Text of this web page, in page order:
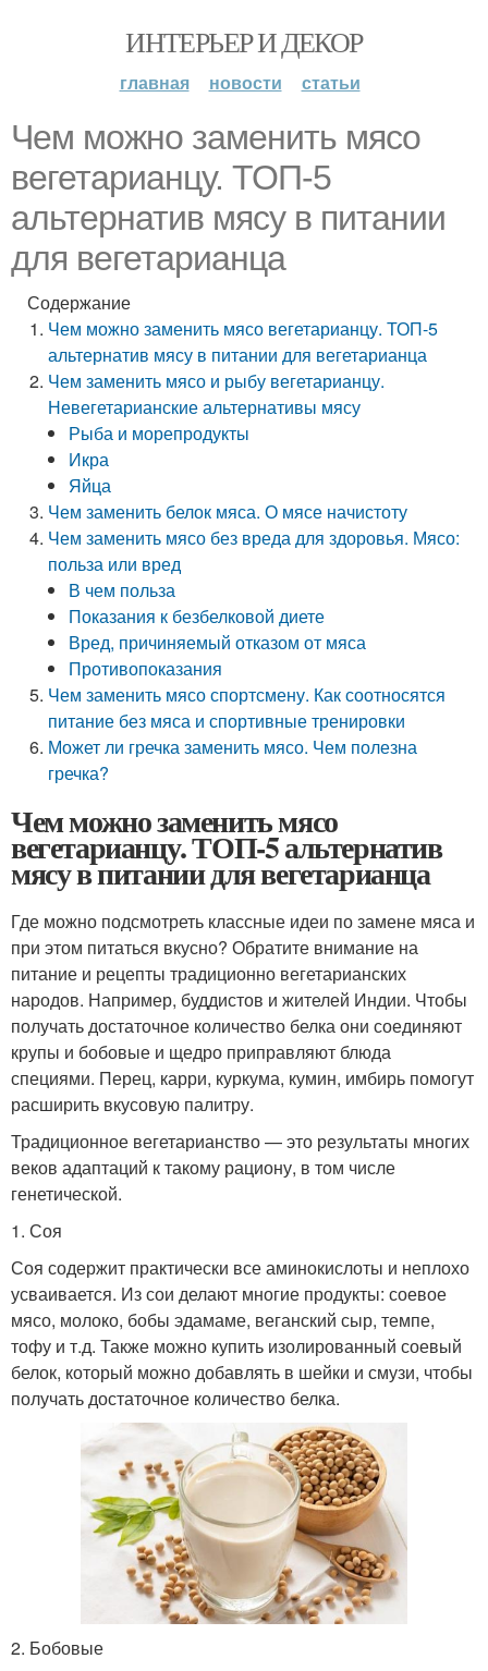
ИНТЕРЬЕР И ДЕКОР
главная новости статьи
Чем можно заменить мясо
вегетарианцу. ТОП-5
альтернатив мясу в питании
для вегетарианца
Содержание
Чем можно заменить мясо вегетарианцу. ТОП-5
альтернатив мясу в питании для вегетарианца
Чем заменить мясо и рыбу вегетарианцу.
Невегетарианские альтернативы мясу
Рыба и морепродукты
Икра
Яйца
Чем заменить белок мяса. О мясе начистоту
Чем заменить мясо без вреда для здоровья. Мясо:
польза или вред
В чем польза
Показания к безбелковой диете
Вред, причиняемый отказом от мяса
Противопоказания
Чем заменить мясо спортсмену. Как соотносятся
питание без мяса и спортивные тренировки
Может ли гречка заменить мясо. Чем полезна
гречка?
Чем можно заменить мясо
вегетарианцу. ТОП-5 альтернатив
мясу в питании для вегетарианца
Где можно подсмотреть классные идеи по замене мяса и
при этом питаться вкусно? Обратите внимание на
питание и рецепты традиционно вегетарианских
народов. Например, буддистов и жителей Индии. Чтобы
получать достаточное количество белка они соединяют
крупы и бобовые и щедро приправляют блюда
специями. Перец, карри, куркума, кумин, имбирь помогут
расширить вкусовую палитру.
Традиционное вегетарианство — это результаты многих
веков адаптаций к такому рациону, в том числе
генетической.
1. Соя
Соя содержит практически все аминокислоты и неплохо
усваивается. Из сои делают многие продукты: соевое
мясо, молоко, бобы эдамаме, веганский сыр, темпе,
тофу и т.д. Также можно купить изолированный соевый
белок, который можно добавлять в шейки и смузи, чтобы
получать достаточное количество белка.
2. Бобовые